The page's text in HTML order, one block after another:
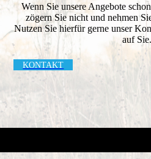
Wenn Sie unsere Angebote
zögern Sie nicht und nehmen
Nutzen Sie hierfür gerne unser
auf Sie.
KONTAKT